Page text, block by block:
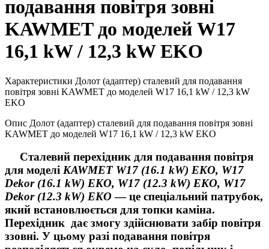
подавання повітря зовні
KAWMET до моделей W17
16,1 kW / 12,3 kW EKO
Характеристики Долот (адаптер) сталевий для подавання
повітря зовні KAWMET до моделей W17 16,1 kW / 12,3 kW
EKO
Опис Долот (адаптер) сталевий для подавання повітря зовні
KAWMET до моделей W17 16,1 kW / 12,3 kW EKO
Сталевий перехідник для подавання повітря
для моделі KAWMET W17 (16.1 kW) EKO, W17
Dekor (16.1 kW) EKO, W17 (12.3 kW) EKO, W17
Dekor (12.3 kW) EKO — це спеціальний патрубок,
який встановлюється для топки каміна.
Перехідник дає змогу здійснювати забір повітря
ззовні. У цьому разі подавання повітря